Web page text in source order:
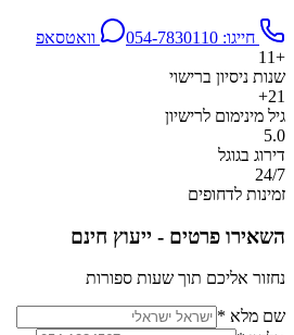
חייגו: 054-7830110
וואטסאפ
+11
שנות ניסיון ברישוי
21+
גיל מינימום לרישיון
5.0
דירוג בגוגל
24/7
זמינות לדחופים
השאירו פרטים - ייעוץ חינם
נחזור אליכם תוך שעות ספורות
שם מלא *